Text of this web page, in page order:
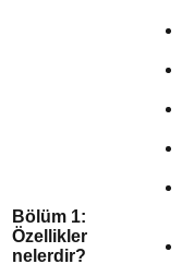
Bölüm 1:
Özellikler
nelerdir?